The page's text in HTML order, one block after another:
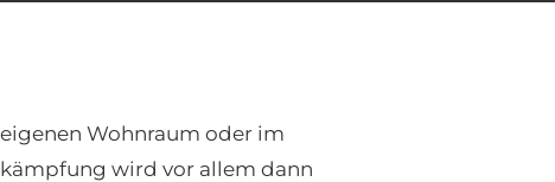
Wohnraum oder im
wird vor allem dann